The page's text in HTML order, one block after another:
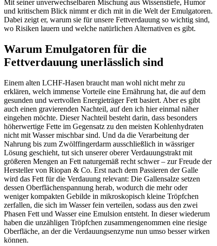
Mit seiner unverwechselbaren Mischung aus Wissenstiefe, Humor
und kritischem Blick nimmt er dich mit in die Welt der Emulgatoren.
Dabei zeigt er, warum sie für unsere Fettverdauung so wichtig sind,
wo Risiken lauern und welche natürlichen Alternativen es gibt.
Warum Emulgatoren für die
Fettverdauung unerlässlich sind
Einem alten LCHF-Hasen braucht man wohl nicht mehr zu
erklären, welch immense Vorteile eine Ernährung hat, die auf dem
gesunden und wertvollen Energieträger Fett basiert. Aber es gibt
auch einen gravierenden Nachteil, auf den ich hier einmal näher
eingehen möchte. Dieser Nachteil besteht darin, dass besonders
höherwertige Fette im Gegensatz zu den meisten Kohlenhydraten
nicht mit Wasser mischbar sind. Und da die Verarbeitung der
Nahrung bis zum Zwölffingerdarm ausschließlich in wässriger
Lösung geschieht, tut sich unserer oberer Verdauungstrakt mit
größeren Mengen an Fett naturgemäß recht schwer – zur Freude der
Hersteller von Riopan & Co. Erst nach dem Passieren der Galle
wird das Fett für die Verdauung relevant: Die Gallensalze setzen
dessen Oberflächenspannung herab, wodurch die mehr oder
weniger kompakten Gebilde in mikroskopisch kleine Tröpfchen
zerfallen, die sich im Wasser fein verteilen, sodass aus den zwei
Phasen Fett und Wasser eine Emulsion entsteht. In dieser wiederum
haben die unzähligen Tröpfchen zusammengenommen eine riesige
Oberfläche, an der die Verdauungsenzyme nun umso besser wirken
können.